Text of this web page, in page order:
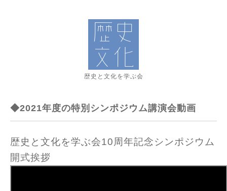
歴史と文化を学ぶ会
◆2021年度の特別シンポジウム講演会動画
歴史と文化を学ぶ会10周年記念シンポジウム
開式挨拶